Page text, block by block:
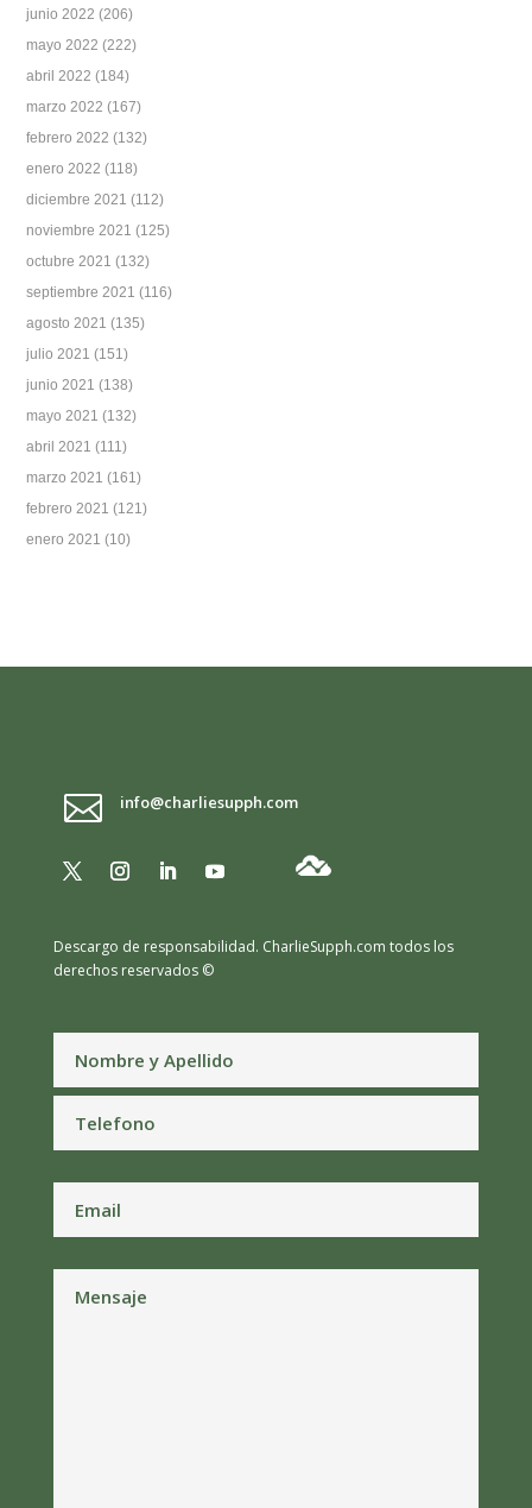
junio 2022 (206)
mayo 2022 (222)
abril 2022 (184)
marzo 2022 (167)
febrero 2022 (132)
enero 2022 (118)
diciembre 2021 (112)
noviembre 2021 (125)
octubre 2021 (132)
septiembre 2021 (116)
agosto 2021 (135)
julio 2021 (151)
junio 2021 (138)
mayo 2021 (132)
abril 2021 (111)
marzo 2021 (161)
febrero 2021 (121)
enero 2021 (10)
 info@charliesupph.com
Descargo de responsabilidad. CharlieSupph.com todos los
derechos reservados ©